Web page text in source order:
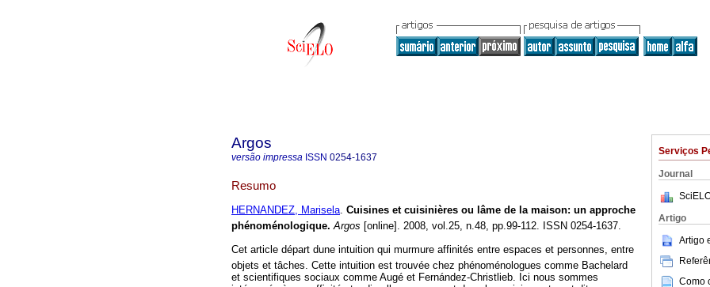
Serviços
Journal
Artigo
Artigo
Como
Argos
versão impressa ISSN 0254-1637
Resumo
HERNANDEZ, Marisela. Cuisines et cuisinières ou lâme de la maison: un approche
phénoménologique. Argos [online]. 2008, vol.25, n.48, pp.99-112. ISSN 0254-1637.
Cet article départ dune intuition qui murmure affinités entre espaces et personnes, entre
objets et tâches. Cette intuition est trouvée chez phénoménologues comme Bachelard
et scientifiques sociaux comme Augé et Fernández-Christlieb. Ici nous sommes